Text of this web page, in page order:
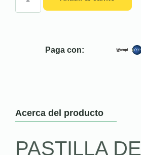
Paga con:
Acerca del producto
PASTILLA DE